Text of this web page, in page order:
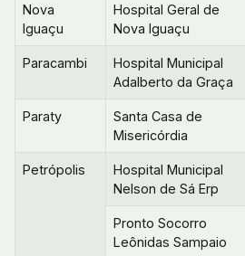
Nova
Iguaçu
Hospital Geral de
Nova Iguaçu
Paracambi
Hospital Municipal
Adalberto da Graça
Paraty
Santa Casa de
Misericórdia
Petrópolis
Hospital Municipal
Nelson de Sá Erp
Pronto Socorro
Leônidas Sampaio